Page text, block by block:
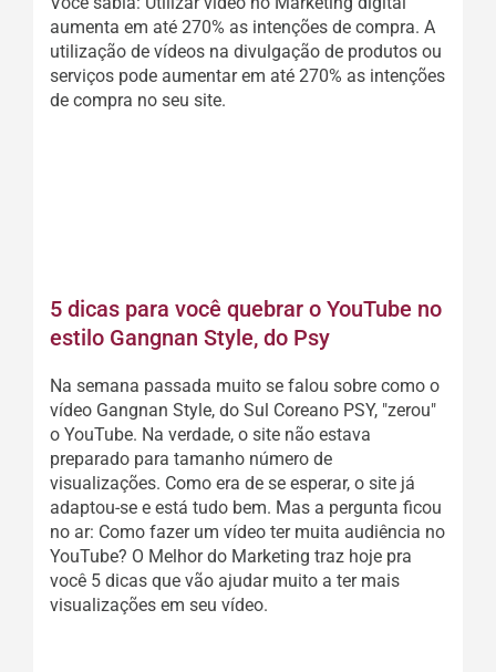
aumenta em até 270% as intenções de compra. A
utilização de vídeos na divulgação de produtos ou
serviços pode aumentar em até 270% as intenções
de compra no seu site.
5 dicas para você quebrar o YouTube no
estilo Gangnan Style, do Psy
Na semana passada muito se falou sobre como o
vídeo Gangnan Style, do Sul Coreano PSY, "zerou"
o YouTube. Na verdade, o site não estava
preparado para tamanho número de
visualizações. Como era de se esperar, o site já
adaptou-se e está tudo bem. Mas a pergunta ficou
no ar: Como fazer um vídeo ter muita audiência no
YouTube? O Melhor do Marketing traz hoje pra
você 5 dicas que vão ajudar muito a ter mais
visualizações em seu vídeo.